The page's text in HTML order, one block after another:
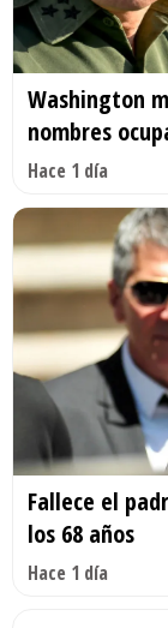
Washington
nombres
Hace 1 día
Fallece el
los 68 años
Hace 1 día